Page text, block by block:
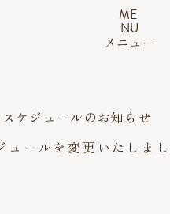
ME
NU
メニュー
ケジュールのお知らせ
ールを変更いたしまし